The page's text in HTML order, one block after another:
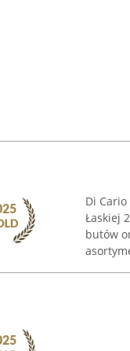
Di
Łaskiej
butów